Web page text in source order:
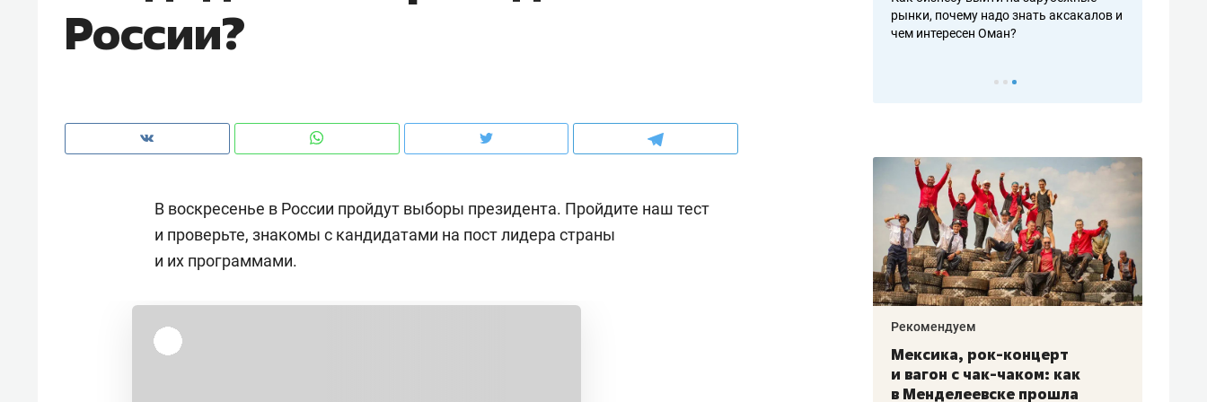
России?
В воскресенье в России пройдут выборы президента. Пройдите наш тест
и проверьте, знакомы с кандидатами на пост лидера страны
и их программами.
рынки, почему надо знать аксакалов и
чем интересен Оман?
рынки, почему надо знать аксакалов и
чем интересен Оман?
Рекомендуем
Как ГК «МИР ГРУПП» и ВТБ
Рекомендуем
Мексика, рок-концерт
и вагон с чак-чаком: как
в Менделеевске прошла